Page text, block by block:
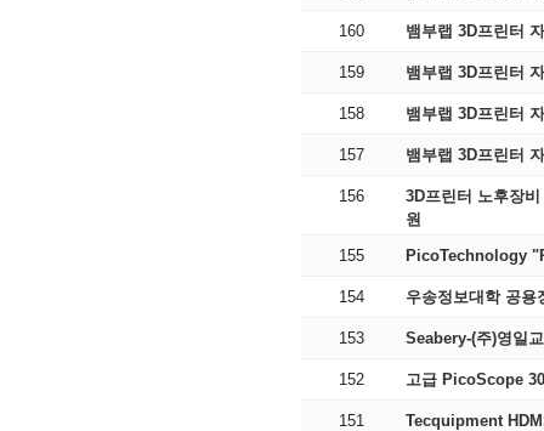
160 뱀부랩 3D프린터
159 뱀부랩 3D프린터
158 뱀부랩 3D프린터
157 뱀부랩 3D프린터
156
3D프린터 노후장
원
155
PicoTechnology
154 우송정보대학 공용
153 Seabery-(주)영일
152 고급 PicoScope
151 Tecquipment